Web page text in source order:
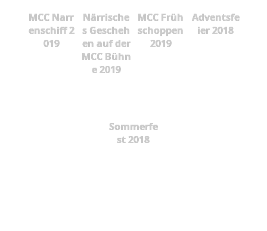
MCC Narr
enschiff 2
019
Närrische
s Gescheh
en auf der
MCC Bühn
e 2019
MCC Früh
schoppen
2019
Adventsfe
ier 2018
Sommerfe
st 2018